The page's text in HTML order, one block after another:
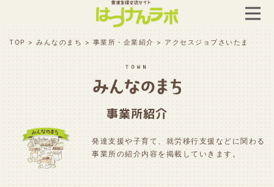
TOP > みんなのまち > 事業所・企業紹介 > アクセスジョブさいたま
事業所紹介
発達支援や子育て、就労移行支援などに関わる
事業所の紹介内容を掲載していきます。